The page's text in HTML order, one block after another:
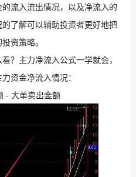
流入流出情况，以及净流入的
了解可以辅助投资者更好地把
资策略。
？主力净流入公式一学就会，
资金净流入情况：
- 大单卖出金额